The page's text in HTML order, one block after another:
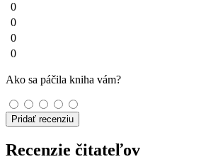
0
0
0
0
Ako sa páčila kniha vám?
Pridať recenziu
Recenzie čitateľov